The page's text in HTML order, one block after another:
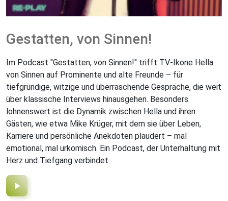
Gestatten, von Sinnen!
Im Podcast "Gestatten, von Sinnen!" trifft TV-Ikone Hella
von Sinnen auf Prominente und alte Freunde – für
tiefgründige, witzige und überraschende Gespräche, die weit
über klassische Interviews hinausgehen. Besonders
lohnenswert ist die Dynamik zwischen Hella und ihren
Gästen, wie etwa Mike Krüger, mit dem sie über Leben,
Karriere und persönliche Anekdoten plaudert – mal
emotional, mal urkomisch. Ein Podcast, der Unterhaltung mit
Herz und Tiefgang verbindet.